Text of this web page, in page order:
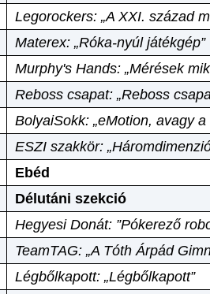
Legorockers: „A XXI. század
Materex: „Róka-nyúl játékgép”
Murphy's Hands: „Mérések
Reboss csapat: „Reboss
BolyaiSokk: „eMotion, avagy
ESZI szakkör:
Ebéd
Délutáni szekció
Hegyesi Donát: ”Pókerező
TeamTAG: „A Tóth Árpád
Légbőlkapott: „Légbőlkapott”